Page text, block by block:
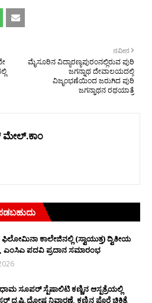
ನವೀನ
ಮೈಸೂರಿನ ವಿದ್ಯಾರಣ್ಯಪುರಂನಲ್ಲಿರುವ ಪುರಿ
ಜಗನ್ನಾಥ ದೇವಾಲಯದಲ್ಲಿ
ವಿಜೃಂಭಣೆಯಿಂದ ಜರುಗಿದ ಪುರಿ
ಜಗನ್ನಾಥನ ರಥಯಾತ್ರೆ
ಕಾಲೇಜಿನಲ್ಲಿ (ಸ್ವಾಯುತ್ತ) ದ್ವಿತೀಯ
ಪದವಿ ಪ್ರದಾನ ಸಮಾರಂಭ
ಸೂಪರ್ ಸ್ಪೆಷಾಲಿಟಿ ಕಣ್ಣಿನ ಆಸ್ಪತ್ರೆಯಲ್ಲಿ
ದೃಷ್ಟಿ ದೋಷ ನಿವಾರಣೆ, ಕಣ್ಣಿನ ಪೊರೆ ಚಿಕಿತ್ಸೆ